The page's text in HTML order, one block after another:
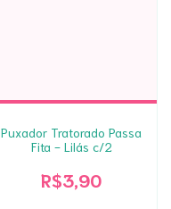
Puxador Tratorado Passa
Fita - Lilás c/2
R$3,90